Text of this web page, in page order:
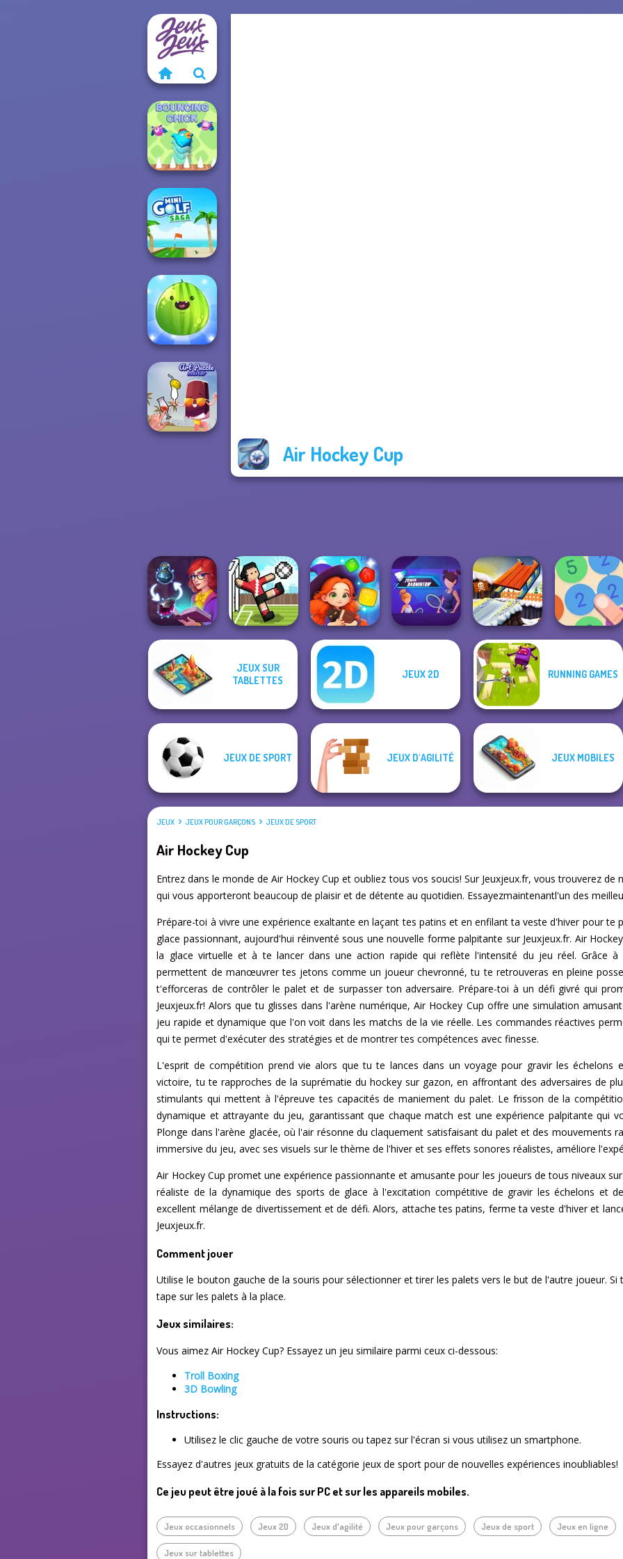
Air Hockey Cup
Bouncing Chick
Mini Golf Saga
Put The Fruit
Together
Sorting Sorcery Soccer Random
Magic and
Wizards Match
Power
Snow Ride 3D
JEUX SUR
TABLETTES
JEUX 2D RUNNING GAMES
JEUX DE SPORT JEUX D'AGILITÉ JEUX MOBILES
JEUX JEUX POUR GARÇONS JEUX DE SPORT
Air Hockey Cup
Entrez dans le monde de Air Hockey Cup et oubliez tous vos soucis! Sur Jeuxjeux.fr, vous trouverez de
qui vous apporteront beaucoup de plaisir et de détente au quotidien. Essayezmaintenantl'un des
Prépare-toi à vivre une expérience exaltante en laçant tes patins et en enfilant ta veste d'hiver pour te
glace passionnant, aujourd'hui réinventé sous une nouvelle forme palpitante sur Jeuxjeux.fr. Air
la glace virtuelle et à te lancer dans une action rapide qui reflète l'intensité du jeu réel. Grâce
permettent de manœuvrer tes jetons comme un joueur chevronné, tu te retrouveras en pleine
t'efforceras de contrôler le palet et de surpasser ton adversaire. Prépare-toi à un défi givré qui
Jeuxjeux.fr! Alors que tu glisses dans l'arène numérique, Air Hockey Cup offre une simulation
jeu rapide et dynamique que l'on voit dans les matchs de la vie réelle. Les commandes réactives
qui te permet d'exécuter des stratégies et de montrer tes compétences avec finesse.
L'esprit de compétition prend vie alors que tu te lances dans un voyage pour gravir les échelons
victoire, tu te rapproches de la suprématie du hockey sur gazon, en affrontant des adversaires de
stimulants qui mettent à l'épreuve tes capacités de maniement du palet. Le frisson de la
dynamique et attrayante du jeu, garantissant que chaque match est une expérience palpitante qui
Plonge dans l'arène glacée, où l'air résonne du claquement satisfaisant du palet et des mouvements
immersive du jeu, avec ses visuels sur le thème de l'hiver et ses effets sonores réalistes, améliore
Air Hockey Cup promet une expérience passionnante et amusante pour les joueurs de tous niveaux
réaliste de la dynamique des sports de glace à l'excitation compétitive de gravir les échelons et
excellent mélange de divertissement et de défi. Alors, attache tes patins, ferme ta veste d'hiver et
Jeuxjeux.fr.
Comment jouer
Utilise le bouton gauche de la souris pour sélectionner et tirer les palets vers le but de l'autre joueur.
tape sur les palets à la place.
Jeux similaires:
Vous aimez Air Hockey Cup? Essayez un jeu similaire parmi ceux ci-dessous:
Troll Boxing
3D Bowling
Instructions:
Utilisez le clic gauche de votre souris ou tapez sur l'écran si vous utilisez un smartphone.
Essayez d'autres jeux gratuits de la catégorie jeux de sport pour de nouvelles expériences inoubliables!
Ce jeu peut être joué à la fois sur PC et sur les appareils mobiles.
Jeux occasionnels Jeux 2D Jeux d'agilité Jeux pour garçons Jeux de sport Jeux en ligne
Jeux sur tablettes